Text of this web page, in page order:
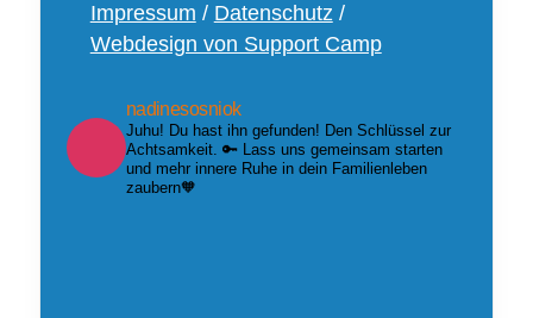
Impressum / Datenschutz/
Webdesign von Support Camp
nadinesosniok
Juhu! Du hast ihn gefunden! Den Schlüssel zur
Achtsamkeit. 🔑 Lass uns gemeinsam starten
und mehr innere Ruhe in dein Familienleben
zaubern🧡